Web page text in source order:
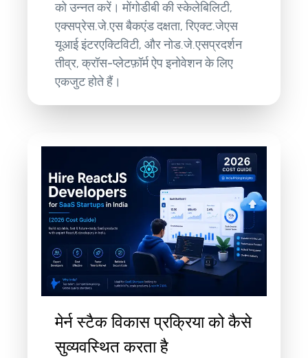
को उन्नत करें। मोंगोडीबी की स्केलेबिलिटी,
एक्सप्रेस.जे.एस बैकएंड दक्षता, रिएक्ट.जेएस
यूआई इंटरएक्टिविटी, और नोड.जे.एसप्रदर्शन
तीव्र, क्रॉस-प्लेटफ़ॉर्म ऐप इनोवेशन के लिए
एकजुट होते हैं।
मेर्न स्टैक विकास प्रक्रिया को कैसे
सुव्यवस्थित करता है